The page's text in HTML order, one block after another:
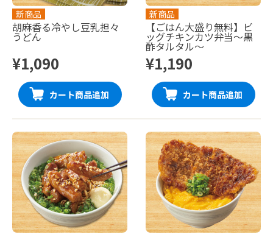
新商品
胡麻香る冷やし豆乳担々
うどん
¥1,090
カート商品追加
新商品
【ごはん大盛り無料】ビ
ッグチキンカツ弁当〜黒
酢タルタル〜
¥1,190
カート商品追加